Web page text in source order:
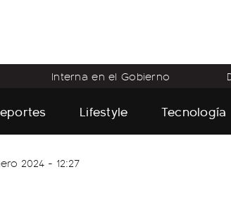
Interna en el Gobierno
Lifestyle Tecnología
2024 - 12:27